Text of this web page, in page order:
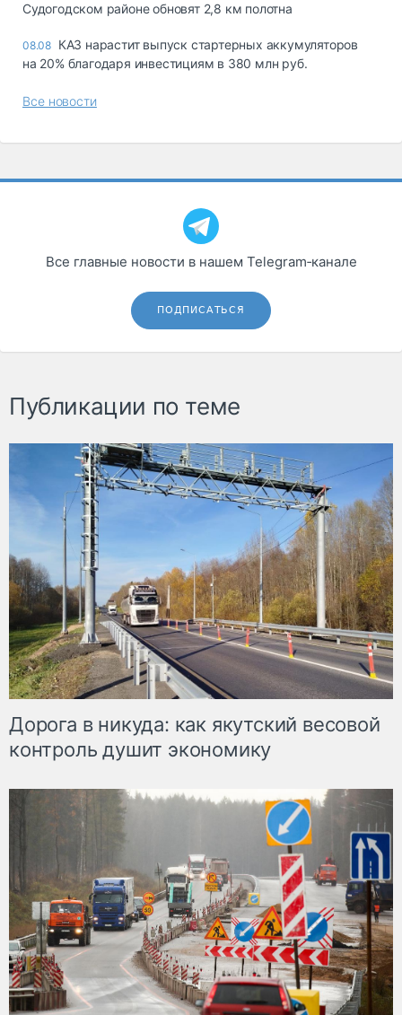
Судогодском районе обновят 2,8 км полотна
08.08 КАЗ нарастит выпуск стартерных аккумуляторов
на 20% благодаря инвестициям в 380 млн руб.
Все новости
Все главные новости в нашем Telegram‑канале
ПОДПИСАТЬСЯ
Публикации по теме
Дорога в никуда: как якутский весовой
контроль душит экономику